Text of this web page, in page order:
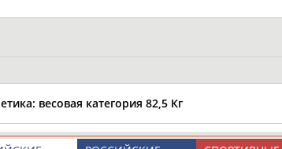
Нурлан
Эдуард
весовая категория 82,5 Кг